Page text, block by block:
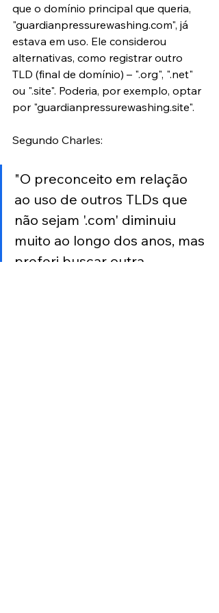
que o domínio principal que queria,
"guardianpressurewashing.com", já
estava em uso. Ele considerou
alternativas, como registrar outro
TLD (final de domínio) – ".org", ".net"
ou ".site". Poderia, por exemplo, optar
por "guardianpressurewashing.site".
Segundo Charles:
"O preconceito em relação
ao uso de outros TLDs que
não sejam '.com' diminuiu
muito ao longo dos anos, mas
preferi buscar outra